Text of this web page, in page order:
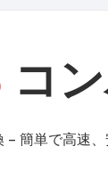
コ
簡単で高速、